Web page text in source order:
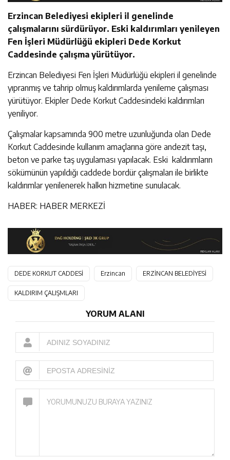
Erzincan Belediyesi ekipleri il genelinde
çalışmalarını sürdürüyor. Eski kaldırımları yenileyen
Fen İşleri Müdürlüğü ekipleri Dede Korkut
Caddesinde çalışma yürütüyor.
Erzincan Belediyesi Fen İşleri Müdürlüğü ekipleri il genelinde
yıpranmış ve tahrip olmuş kaldırımlarda yenileme çalışması
yürütüyor. Ekipler Dede Korkut Caddesindeki kaldırımları
yeniliyor.
Çalışmalar kapsamında 900 metre uzunluğunda olan Dede
Korkut Caddesinde kullanım amaçlarına göre andezit taşı,
beton ve parke taş uygulaması yapılacak. Eski kaldırımların
sökümünün yapıldığı caddede bordür çalışmaları ile birlikte
kaldırımlar yenilenerek halkın hizmetine sunulacak.
HABER: HABER MERKEZİ
DEDE KORKUT CADDESİ Erzincan ERZİNCAN BELEDİYESİ
KALDIRIM ÇALIŞMLARI
YORUM ALANI